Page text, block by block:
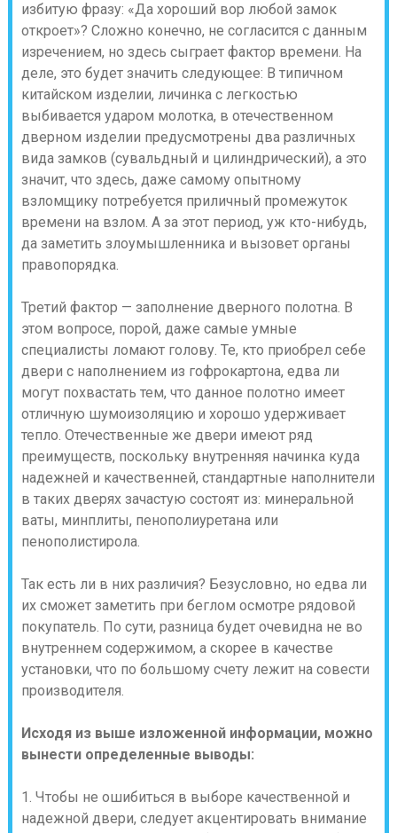
избитую фразу: «Да хороший вор любой замок
откроет»? Сложно конечно, не согласится с данным
изречением, но здесь сыграет фактор времени. На
деле, это будет значить следующее: В типичном
китайском изделии, личинка с легкостью
выбивается ударом молотка, в отечественном
дверном изделии предусмотрены два различных
вида замков (сувальдный и цилиндрический), а это
значит, что здесь, даже самому опытному
взломщику потребуется приличный промежуток
времени на взлом. А за этот период, уж кто-нибудь,
да заметить злоумышленника и вызовет органы
правопорядка.
Третий фактор — заполнение дверного полотна. В
этом вопросе, порой, даже самые умные
специалисты ломают голову. Те, кто приобрел себе
двери с наполнением из гофрокартона, едва ли
могут похвастать тем, что данное полотно имеет
отличную шумоизоляцию и хорошо удерживает
тепло. Отечественные же двери имеют ряд
преимуществ, поскольку внутренняя начинка куда
надежней и качественней, стандартные наполнители
в таких дверях зачастую состоят из: минеральной
ваты, минплиты, пенополиуретана или
пенополистирола.
Так есть ли в них различия? Безусловно, но едва ли
их сможет заметить при беглом осмотре рядовой
покупатель. По сути, разница будет очевидна не во
внутреннем содержимом, а скорее в качестве
установки, что по большому счету лежит на совести
производителя.
Исходя из выше изложенной информации, можно
вынести определенные выводы:
1. Чтобы не ошибиться в выборе качественной и
надежной двери, следует акцентировать внимание